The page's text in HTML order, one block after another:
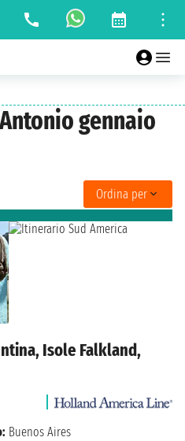
gennaio
Ordina per
Isole Falkland,
Buenos Aires